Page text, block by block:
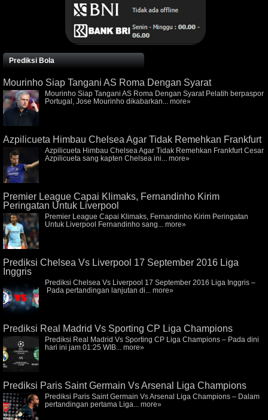
Prediksi Bola
Mourinho Siap Tangani AS Roma Dengan Syarat
Mourinho Siap Tangani AS Roma Dengan Syarat Pelatih berpaspor
Portugal, Jose Mourinho dikabarkan... more»
Azpilicueta Himbau Chelsea Agar Tidak Remehkan Frankfurt
Azpilicueta Himbau Chelsea Agar Tidak Remehkan Frankfurt Cesar
Azpilicueta sang kapten Chelsea ini... more»
Premier League Capai Klimaks, Fernandinho Kirim
Peringatan Untuk Liverpool
Premier League Capai Klimaks, Fernandinho Kirim Peringatan
Untuk Liverpool Fernandinho sang... more»
Prediksi Chelsea Vs Liverpool 17 September 2016 Liga
Inggris
Prediksi Chelsea Vs Liverpool 17 September 2016 Liga Inggris –
Pada pertandingan lanjutan di... more»
Prediksi Real Madrid Vs Sporting CP Liga Champions
Prediksi Real Madrid Vs Sporting CP Liga Champions – Pada dini
hari ini jam 01:25 WIB... more»
Prediksi Paris Saint Germain Vs Arsenal Liga Champions
Prediksi Paris Saint Germain Vs Arsenal Liga Champions – Dalam
pertandingan pertama Liga... more»